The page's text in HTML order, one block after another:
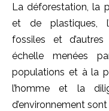
La déforestation, la
et de plastiques,
fossiles et
échelle menées
populations et à la
l’homme et la
d’environnement